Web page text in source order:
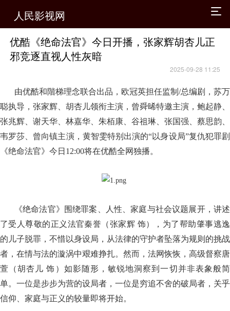
人民影视网
优酷《绝命法官》今日开播，张家辉胡杏儿正
邪竞逐直视人性灰暗
2025-09-28 11:25
由优酷和階梯理念联合出品，欧冠英担任监制/总编剧，苏万
聪执导，张家辉、胡杏儿领衔主演，曾舜晞特邀主演，鲍起静、
张兆辉、谢天华、林嘉华、朱栢康、谷祖琳、张国强、蔡思韵、
韦罗莎、曾向镇主演，黄智雯特别出演的“以身设局”复仇犯罪剧
《绝命法官》今日12:00将在优酷全网独播。
《绝命法官》围绕罪案、人性、家庭与社会议题展开，讲述
了受人尊敬的正义法官秦誉（张家辉 饰），为了帮助肇事逃逸
的儿子脱罪，不惜以身设局，从法律的守护者坠落为规则的挑战
者，在情与法的漩涡中艰难挣扎。然而，法网恢恢，高级督察唐
萱（胡杏儿 饰）如影随形，敏锐地洞察到一切并非表象般简
单。一位是步步为营的设局者，一位是穷追不舍的破局者，关乎
信仰、家庭与正义的较量即将开始。